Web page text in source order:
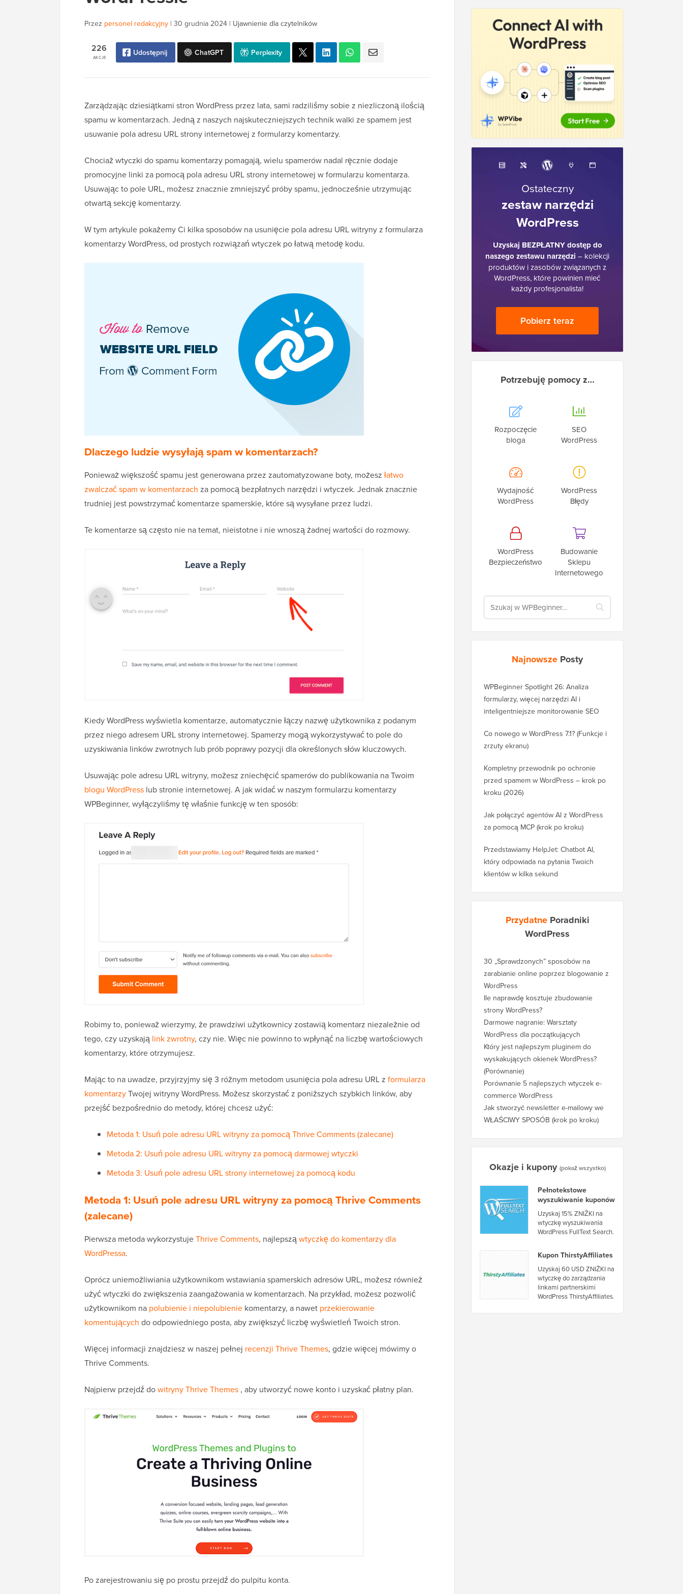
Przez personel redakcyjny | 30 grudnia 2024 | Ujawnienie dla czytelników
AKCJE
226 Udostępnij ChatGPT Perplexity
Zarządzając dziesiątkami stron WordPress przez lata, sami radziliśmy sobie z niezliczoną ilością
spamu w komentarzach. Jedną z naszych najskuteczniejszych technik walki ze spamem jest
usuwanie pola adresu URL strony internetowej z formularzy komentarzy.
Chociaż wtyczki do spamu komentarzy pomagają, wielu spamerów nadal ręcznie dodaje
promocyjne linki za pomocą pola adresu URL strony internetowej w formularzu komentarza.
Usuwając to pole URL, możesz znacznie zmniejszyć próby spamu, jednocześnie utrzymując
otwartą sekcję komentarzy.
W tym artykule pokażemy Ci kilka sposobów na usunięcie pola adresu URL witryny z formularza
komentarzy WordPress, od prostych rozwiązań wtyczek po łatwą metodę kodu.
Dlaczego ludzie wysyłają spam w komentarzach?
Ponieważ większość spamu jest generowana przez zautomatyzowane boty, możesz łatwo
zwalczać spam w komentarzach za pomocą bezpłatnych narzędzi i wtyczek. Jednak znacznie
trudniej jest powstrzymać komentarze spamerskie, które są wysyłane przez ludzi.
Te komentarze są często nie na temat, nieistotne i nie wnoszą żadnej wartości do rozmowy.
Kiedy WordPress wyświetla komentarze, automatycznie łączy nazwę użytkownika z podanym
przez niego adresem URL strony internetowej. Spamerzy mogą wykorzystywać to pole do
uzyskiwania linków zwrotnych lub prób poprawy pozycji dla określonych słów kluczowych.
Usuwając pole adresu URL witryny, możesz zniechęcić spamerów do publikowania na Twoim
blogu WordPress lub stronie internetowej. A jak widać w naszym formularzu komentarzy
WPBeginner, wyłączyliśmy tę właśnie funkcję w ten sposób:
Robimy to, ponieważ wierzymy, że prawdziwi użytkownicy zostawią komentarz niezależnie od
tego, czy uzyskają link zwrotny, czy nie. Więc nie powinno to wpłynąć na liczbę wartościowych
komentarzy, które otrzymujesz.
Mając to na uwadze, przyjrzyjmy się 3 różnym metodom usunięcia pola adresu URL z formularza
komentarzyTwojej witryny WordPress. Możesz skorzystać z poniższych szybkich linków, aby
przejść bezpośrednio do metody, której chcesz użyć:
Metoda 1: Usuń pole adresu URL witryny za pomocą Thrive Comments (zalecane)
Metoda 2: Usuń pole adresu URL witryny za pomocą darmowej wtyczki
Metoda 3: Usuń pole adresu URL strony internetowej za pomocą kodu
Metoda 1: Usuń pole adresu URL witryny za pomocą Thrive Comments
(zalecane)
Pierwsza metoda wykorzystujeThrive Comments, najlepsząwtyczkę do komentarzy dla
WordPressa.
Oprócz uniemożliwiania użytkownikom wstawiania spamerskich adresów URL, możesz również
użyć wtyczki do zwiększenia zaangażowania w komentarzach. Na przykład, możesz pozwolić
użytkownikom na polubienie i niepolubienie komentarzy, a nawet przekierowanie
komentujących do odpowiedniego posta, aby zwiększyć liczbę wyświetleń Twoich stron.
Więcej informacji znajdziesz w naszej pełnej recenzji Thrive Themes, gdzie więcej mówimy o
Thrive Comments.
Najpierw przejdź dowitryny Thrive Themes , aby utworzyć nowe konto i uzyskać płatny plan.
Po zarejestrowaniu się po prostu przejdź do pulpitu konta.
Ostateczny
zestaw narzędzi
WordPress
Uzyskaj BEZPŁATNY dostęp do
naszego zestawu narzędzi – kolekcji
produktów i zasobów związanych z
WordPress, które powinien mieć
każdy profesjonalista!
Pobierz teraz
Potrzebuję pomocy z…
Rozpoczęcie
bloga
SEO
WordPress
Wydajność
WordPress
WordPress
Błędy
WordPress
Bezpieczeństwo
Budowanie
Sklepu
Internetowego
Najnowsze Posty
WPBeginner Spotlight 26: Analiza
formularzy, więcej narzędzi AI i
inteligentniejsze monitorowanie SEO
Co nowego w WordPress 7.1? (Funkcje i
zrzuty ekranu)
Kompletny przewodnik po ochronie
przed spamem w WordPress – krok po
kroku (2026)
Jak połączyć agentów AI z WordPress
za pomocą MCP (krok po kroku)
Przedstawiamy HelpJet: Chatbot AI,
który odpowiada na pytania Twoich
klientów w kilka sekund
Przydatne Poradniki
WordPress
30 „Sprawdzonych” sposobów na
zarabianie online poprzez blogowanie z
WordPress
Ile naprawdę kosztuje zbudowanie
strony WordPress?
Darmowe nagranie: Warsztaty
WordPress dla początkujących
Który jest najlepszym pluginem do
wyskakujących okienek WordPress?
(Porównanie)
Porównanie 5 najlepszych wtyczek e-
commerce WordPress
Jak stworzyć newsletter e-mailowy we
WŁAŚCIWY SPOSÓB (krok po kroku)
Okazje i kupony (pokaż wszystko)
Pełnotekstowe
wyszukiwanie kuponów
Uzyskaj 15% ZNIŻKI na
wtyczkę wyszukiwania
WordPress FullText Search.
Kupon ThirstyAffiliates
Uzyskaj 60 USD ZNIŻKI na
wtyczkę do zarządzania
linkami partnerskimi
WordPress ThirstyAffiliates.